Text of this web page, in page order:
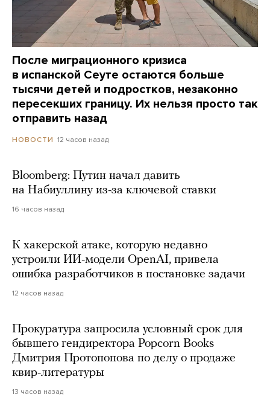
После миграционного кризиса
в испанской Сеуте остаются больше
тысячи детей и подростков, незаконно
пересекших границу. Их нельзя просто так
отправить назад
НОВОСТИ 12 часов назад
Bloomberg: Путин начал давить
на Набиуллину из-за ключевой ставки
16 часов назад
К хакерской атаке, которую недавно
устроили ИИ-модели OpenAI, привела
ошибка разработчиков в постановке задачи
12 часов назад
Прокуратура запросила условный срок для
бывшего гендиректора Popcorn Books
Дмитрия Протопопова по делу о продаже
квир-литературы
13 часов назад